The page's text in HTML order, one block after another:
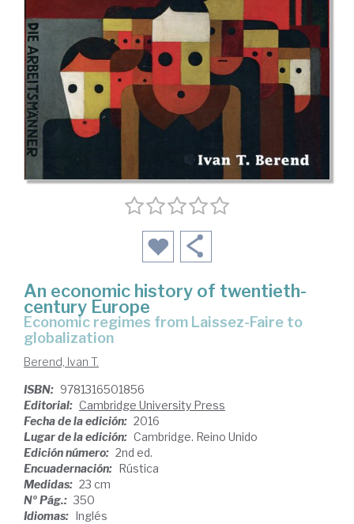
An economic history of twentieth-
century Europe
economic regimes from Laissez-Faire to
globalization
Berend, Ivan T.
ISBN: 9781316501856
Editorial: Cambridge University Press
Fecha de la edición: 2016
Lugar de la edición: Cambridge. Reino Unido
Edición número: 2nd ed.
Encuadernación: Rústica
Medidas: 23 cm
Nº Pág.: 350
Idiomas: Inglés